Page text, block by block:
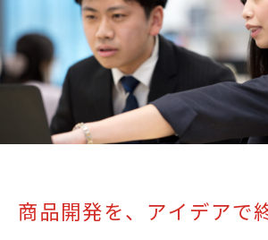
商品開発を、 アイデアで